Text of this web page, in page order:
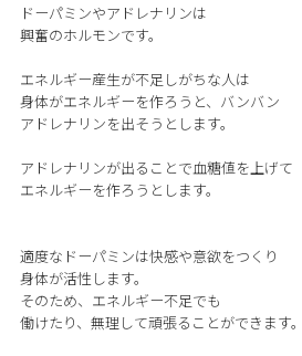
ドーパミンやアドレナリンは
興奮のホルモンです。
エネルギー産生が不足しがちな人は
身体がエネルギーを作ろうと、バンバン
アドレナリンを出そうとします。
アドレナリンが出ることで血糖値を上げて
エネルギーを作ろうとします。
適度なドーパミンは快感や意欲をつくり
身体が活性します。
そのため、エネルギー不足でも
働けたり、無理して頑張ることができます。